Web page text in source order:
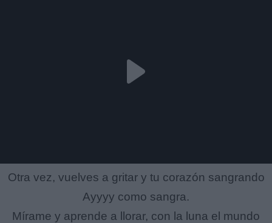
Otra vez, vuelves a gritar y tu corazón sangrando
Ayyyy como sangra.
Mírame y aprende a llorar, con la luna el mundo